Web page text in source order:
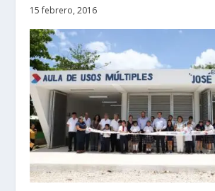
15 febrero, 2016